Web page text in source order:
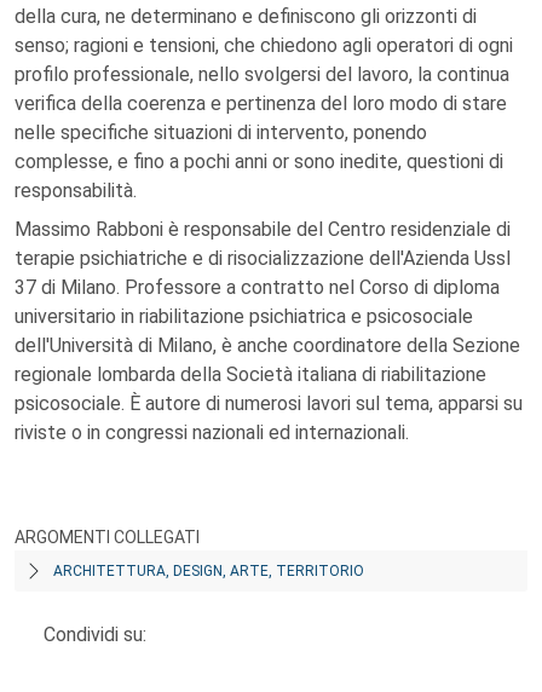
della cura, ne determinano e definiscono gli orizzonti di
senso; ragioni e tensioni, che chiedono agli operatori di ogni
profilo professionale, nello svolgersi del lavoro, la continua
verifica della coerenza e pertinenza del loro modo di stare
nelle specifiche situazioni di intervento, ponendo
complesse, e fino a pochi anni or sono inedite, questioni di
responsabilità.
Massimo Rabboni è responsabile del Centro residenziale di
terapie psichiatriche e di risocializzazione dell'Azienda Ussl
37 di Milano. Professore a contratto nel Corso di diploma
universitario in riabilitazione psichiatrica e psicosociale
dell'Università di Milano, è anche coordinatore della Sezione
regionale lombarda della Società italiana di riabilitazione
psicosociale. È autore di numerosi lavori sul tema, apparsi su
riviste o in congressi nazionali ed internazionali.
ARGOMENTI COLLEGATI
ARCHITETTURA, DESIGN, ARTE, TERRITORIO
Condividi su: